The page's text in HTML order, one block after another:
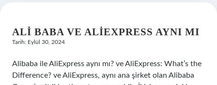
ALI BABA VE ALIEXPRESS AYNI MI
Tarih: Eylül 30, 2024
Alibaba ile AliExpress aynı mı? ve AliExpress: What’s the
Difference? ve AliExpress, aynı ana şirket olan Alibaba